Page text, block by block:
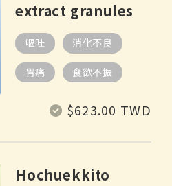
extract granules
嘔吐 消化不良
胃痛 食欲不振
Regular
$623.00 TWD
Hochuekkito